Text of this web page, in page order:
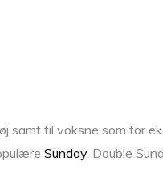
samt til voksne som for
Sunday. Double